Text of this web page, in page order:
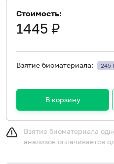
Стоимость:
1445 ₽
Взятие биоматериала: 245
В корзину
Взятие биоматериала
анализов оплачивается